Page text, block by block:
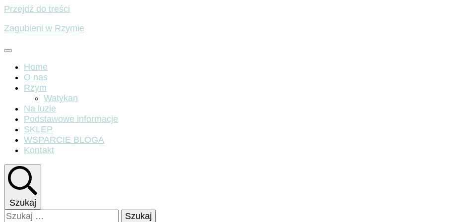
Przejdź do treści
Zagubieni w Rzymie
Home
O nas
Rzym
Watykan
Na luzie
Podstawowe informacje
SKLEP
WSPARCIE BLOGA
Kontakt
Szukaj
Szukaj: